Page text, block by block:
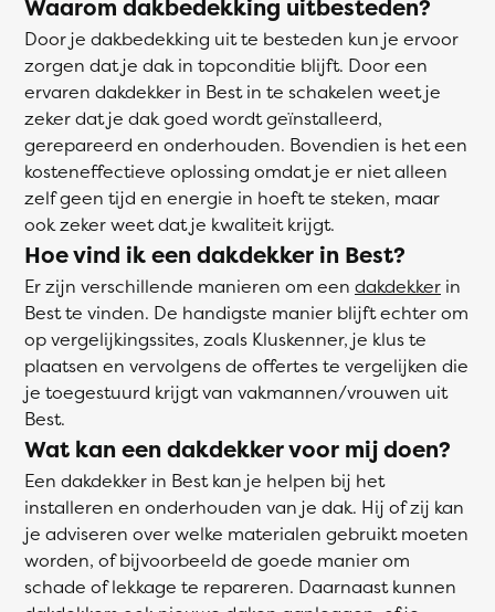
Waarom dakbedekking uitbesteden?
Door je dakbedekking uit te besteden kun je ervoor
zorgen dat je dak in topconditie blijft. Door een
ervaren dakdekker in Best in te schakelen weet je
zeker dat je dak goed wordt geïnstalleerd,
gerepareerd en onderhouden. Bovendien is het een
kosteneffectieve oplossing omdat je er niet alleen
zelf geen tijd en energie in hoeft te steken, maar
ook zeker weet dat je kwaliteit krijgt.
Hoe vind ik een dakdekker in Best?
Er zijn verschillende manieren om een dakdekker in
Best te vinden. De handigste manier blijft echter om
op vergelijkingssites, zoals Kluskenner, je klus te
plaatsen en vervolgens de offertes te vergelijken die
je toegestuurd krijgt van vakmannen/vrouwen uit
Best.
Wat kan een dakdekker voor mij doen?
Een dakdekker in Best kan je helpen bij het
installeren en onderhouden van je dak. Hij of zij kan
je adviseren over welke materialen gebruikt moeten
worden, of bijvoorbeeld de goede manier om
schade of lekkage te repareren. Daarnaast kunnen